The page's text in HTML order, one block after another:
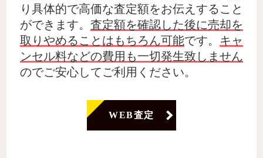
り具体的で高価な査定額をお伝えすること
ができます。 査定額を確認した後に売却を
取りやめることはもちろん可能です。
キャ
ンセル料などの費用も一切発生致しません
のでご安心してご利用ください。
WEB査定